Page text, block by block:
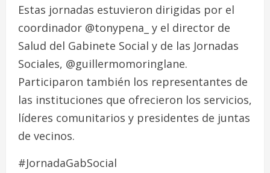
Estas jornadas estuvieron dirigidas por el
coordinador @tonypena_ y el director de
Salud del Gabinete Social y de las Jornadas
Sociales, @guillermomoringlane.
Participaron también los representantes de
las instituciones que ofrecieron los servicios,
líderes comunitarios y presidentes de juntas
de vecinos.
#JornadaGabSocial